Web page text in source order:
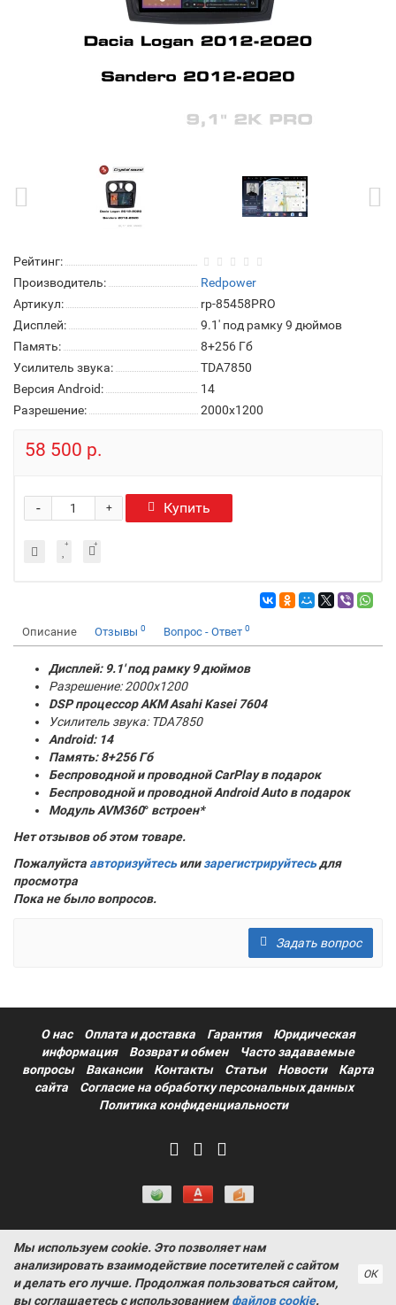
Рейтинг:
Производитель:
Redpower
Артикул:
rp-85458PRO
Дисплей:
9.1' под рамку 9 дюймов
Память:
8+256 Гб
Усилитель звука:
TDA7850
Версия Android:
14
Разрешение:
2000x1200
58 500 р.
+
- Купить
Описание Отзывы 0 Вопрос - Ответ 0
Дисплей: 9.1' под рамку 9 дюймов
Разрешение: 2000x1200
DSP процессор AKM Asahi Kasei 7604
Усилитель звука: TDA7850
Android: 14
Память:8+256 Гб
Беспроводной и проводной CarPlay в подарок
Беспроводной и проводной Android Auto в подарок
Модуль AVM360° встроен*
Нет отзывов об этом товаре.
Пожалуйста авторизуйтесьилизарегистрируйтесьдля
просмотра
Пока не было вопросов.
Задать вопрос
О нас Оплата и доставка Гарантия
Юридическая
информация
Возврат и обмен
Часто задаваемые
вопросы
Вакансии Контакты Статьи Новости
Карта
сайта
Согласие на обработку персональных данных
Политика конфиденциальности
Информация на сайте носит ознакомительный характер и не
является публичной офертой, определяемой положениями
статьи 437 Гражданского кодекса РФ ProtectAuto © 2011-
2026
Мы используем cookie. Это позволяет нам
анализировать взаимодействие посетителей с сайтом
и делать его лучше. Продолжая пользоваться сайтом,
вы соглашаетесь с использованиемфайлов cookie.
ОК